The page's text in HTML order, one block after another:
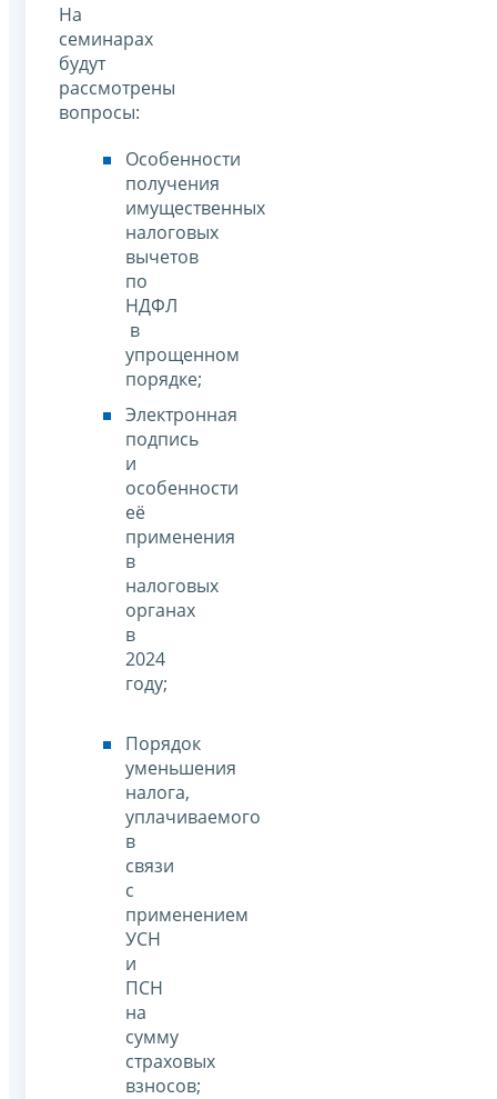
На
семинарах
будут
рассмотрены
вопросы:
Особенности
получения
имущественных
налоговых
вычетов
по
НДФЛ
в
упрощенном
порядке;
Электронная
подпись
и
особенности
её
применения
в
налоговых
органах
в
2024
году;
Порядок
уменьшения
налога,
уплачиваемого
в
связи
с
применением
УСН
и
ПСН
на
сумму
страховых
взносов;